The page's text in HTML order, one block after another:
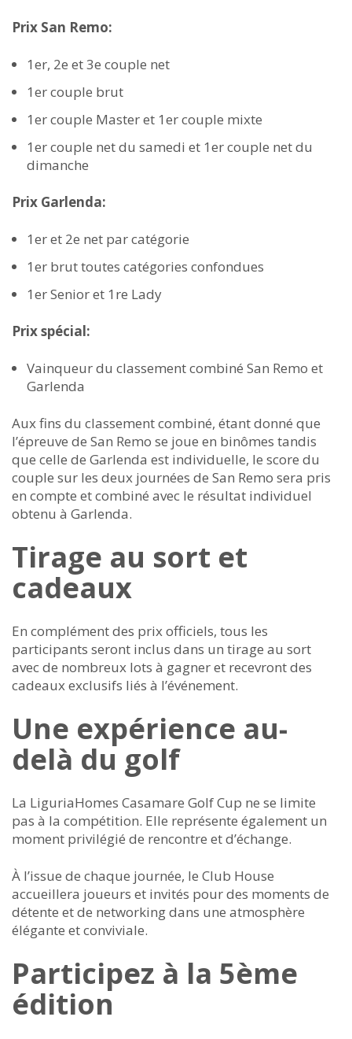
Prix San Remo:
1er, 2e et 3e couple net
1er couple brut
1er couple Master et 1er couple mixte
1er couple net du samedi et 1er couple net du
dimanche
Prix Garlenda:
1er et 2e net par catégorie
1er brut toutes catégories confondues
1er Senior et 1re Lady
Prix spécial:
Vainqueur du classement combiné San Remo et
Garlenda
Aux fins du classement combiné, étant donné que
l’épreuve de San Remo se joue en binômes tandis
que celle de Garlenda est individuelle, le score du
couple sur les deux journées de San Remo sera pris
en compte et combiné avec le résultat individuel
obtenu à Garlenda.
Tirage au sort et
cadeaux
En complément des prix officiels, tous les
participants seront inclus dans un tirage au sort
avec de nombreux lots à gagner et recevront des
cadeaux exclusifs liés à l’événement.
Une expérience au-
delà du golf
La LiguriaHomes Casamare Golf Cup ne se limite
pas à la compétition. Elle représente également un
moment privilégié de rencontre et d’échange.
À l’issue de chaque journée, le Club House
accueillera joueurs et invités pour des moments de
détente et de networking dans une atmosphère
élégante et conviviale.
Participez à la 5ème
édition